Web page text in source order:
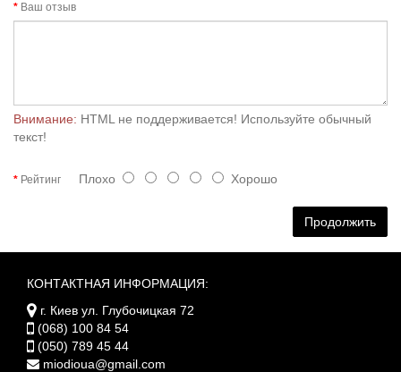
Ваш отзыв
Внимание: HTML не поддерживается! Используйте обычный
текст!
Рейтинг Плохо Хорошо
Продолжить
КОНТАКТНАЯ ИНФОРМАЦИЯ:
г. Киев ул. Глубочицкая 72
(068) 100 84 54
(050) 789 45 44
miodioua@gmail.com